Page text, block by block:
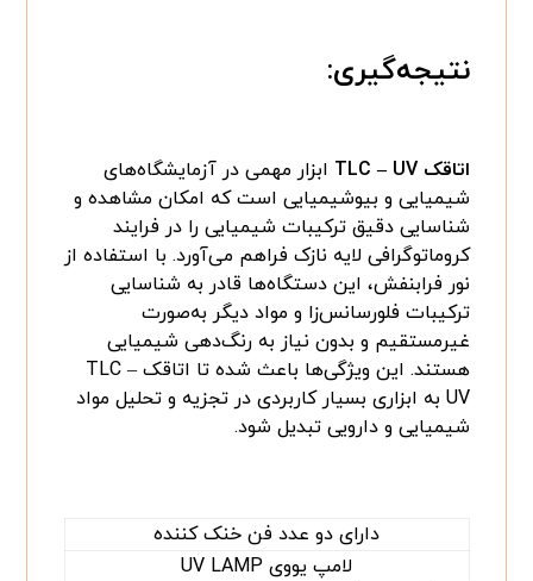
نتیجه‌گیری:
اتاقک TLC – UV
ابزار مهمی در آزمایشگاه‌های
شیمیایی و بیوشیمیایی است که امکان مشاهده و
شناسایی دقیق ترکیبات شیمیایی را در فرایند
کروماتوگرافی لایه نازک فراهم می‌آورد. با استفاده از
نور فرابنفش، این دستگاه‌ها قادر به شناسایی
ترکیبات فلورسانس‌زا و مواد دیگر به‌صورت
غیرمستقیم و بدون نیاز به رنگ‌دهی شیمیایی
هستند. این ویژگی‌ها باعث شده تا اتاقک TLC –
UV به ابزاری بسیار کاربردی در تجزیه و تحلیل مواد
شیمیایی و دارویی تبدیل شود.
دارای دو عدد فن خنک کننده
لامپ یووی UV LAMP